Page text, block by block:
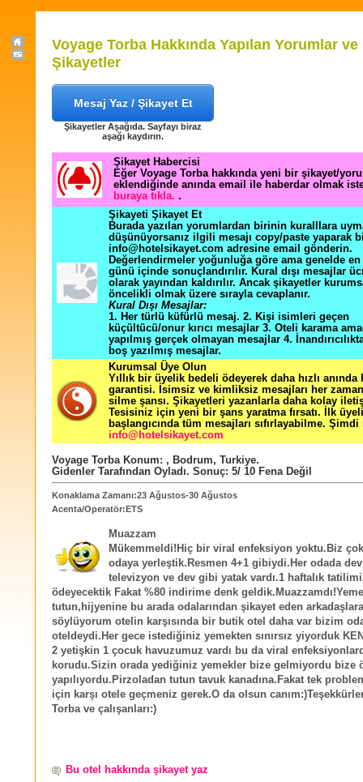
Voyage Torba Hakkında Yapılan Yorumlar ve
Şikayetler
Mesaj Yaz / Şikayet Et
Şikayetler Aşağıda. Sayfayı biraz
aşağı kaydırın.
Şikayet Habercisi
Eğer Voyage Torba hakkında yeni bir şikayet/
eklendiğinde anında email ile haberdar olmak
buraya tıkla. .
Şikayeti Şikayet Et
Burada yazılan yorumlardan birinin kuralllara
düşünüyorsanız ilgili mesajı copy/paste yaparak
info@hotelsikayet.com adresine email gönderin.
Değerlendirmeler yoğunluğa göre ama genelde
günü içinde sonuçlandırılır. Kural dışı mesajlar
olarak yayından kaldırılır. Ancak şikayetler
öncelikli olmak üzere sırayla cevaplanır.
Kural Dışı Mesajlar:
1. Her türlü küfürlü mesaj. 2. Kişi isimleri geçen
küçültücü/onur kırıcı mesajlar 3. Oteli karama
yapılmış gerçek olmayan mesajlar 4.
boş yazılmış mesajlar.
Kurumsal Üye Olun
Yıllık bir üyelik bedeli ödeyerek daha hızlı
garantisi. İsimsiz ve kimliksiz mesajları her zaman
silme şansı. Şikayetleri yazanlarla daha kolay
Tesisiniz için yeni bir şans yaratma fırsatı. İlk
başlangıcında tüm mesajları sıfırlayabilme. Şimdi
info@hotelsikayet.com
Voyage TorbaKonum: , Bodrum, Turkiye.
Gidenler Tarafından Oyladı. Sonuç: 5/ 10 Fena Değil
Konaklama Zamanı:23 Ağustos-30 Ağustos
Acenta/Operatör:ETS
Muazzam
Mükemmeldi!Hiç bir viral enfeksiyon yoktu.Biz
odaya yerleştik.Resmen 4+1 gibiydi.Her odada
televizyon ve dev gibi yatak vardı.1 haftalık
ödeyecektik Fakat %80 indirime denk
tutun,hijyenine bu arada odalarından şikayet eden arkadaşlara
söylüyorum otelin karşısında bir butik otel daha var bizim
oteldeydi.Her gece istediğiniz yemekten sınırsız yiyorduk
2 yetişkin 1 çocuk havuzumuz vardı bu da viral
korudu.Sizin orada yediğiniz yemekler bize gelmiyordu bize
yapılıyordu.Pirzoladan tutun tavuk kanadına.Fakat tek
için karşı otele geçmeniz gerek.O da olsun
Torba ve çalışanları:)
Bu otel hakkında şikayet yaz